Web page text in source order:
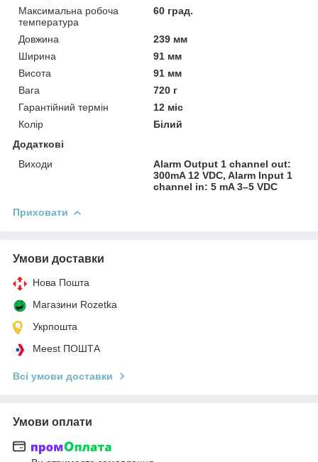
Максимальна робоча
температура
60 град.
Довжина
239 мм
Ширина
91 мм
Висота
91 мм
Вага
720 г
Гарантійний термін
12 міс
Колір
Білий
Додаткові
Виходи
Alarm Output 1 channel out:
300mA 12 VDC, Alarm Input 1
channel in: 5 mA 3–5 VDC
Приховати
Умови доставки
Нова Пошта
Магазини Rozetka
Укрпошта
Meest ПОШТА
Всі умови доставки
Умови оплати